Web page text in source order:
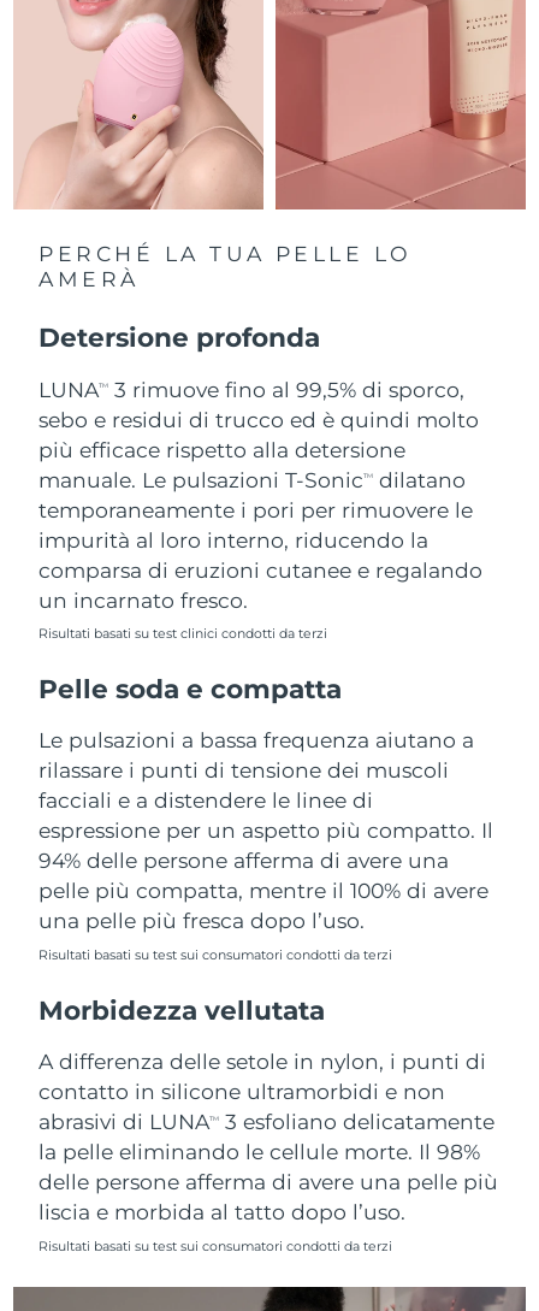
PERCHÉ LA TUA PELLE LO
AMERÀ
Detersione profonda
LUNATM
3 rimuove fino al 99,5% di sporco,
sebo e residui di trucco ed è quindi molto
più efficace rispetto alla detersione
manuale. Le pulsazioni T-SonicTM
dilatano
temporaneamente i pori per rimuovere le
impurità al loro interno, riducendo la
comparsa di eruzioni cutanee e regalando
un incarnato fresco.
Risultati basati su test clinici condotti da terzi
Pelle soda e compatta
Le pulsazioni a bassa frequenza aiutano a
rilassare i punti di tensione dei muscoli
facciali e a distendere le linee di
espressione per un aspetto più compatto. Il
94% delle persone afferma di avere una
pelle più compatta, mentre il 100% di avere
una pelle più fresca dopo l’uso.
Risultati basati su test sui consumatori condotti da terzi
Morbidezza vellutata
A differenza delle setole in nylon, i punti di
contatto in silicone ultramorbidi e non
abrasivi di LUNATM
3 esfoliano delicatamente
la pelle eliminando le cellule morte. Il 98%
delle persone afferma di avere una pelle più
liscia e morbida al tatto dopo l’uso.
Risultati basati su test sui consumatori condotti da terzi
Slovacchia 10/08/2026
Slovenia 10/08/2026
Sudafrica Consegna stimata 18/08/2026
Spagna
Svezia Consegna stimata
Svizzera Consegna stimata10/08/2026
Taiwan Consegna stimata
Thailandia Consegna stimata 14/08/2026
Turchia 11/08/2026
Emirati Arabi Uniti
Regno Unito
Stati Uniti Consegna stimata
Uzbekistan
Vietnam Consegna stimata16/08/2026